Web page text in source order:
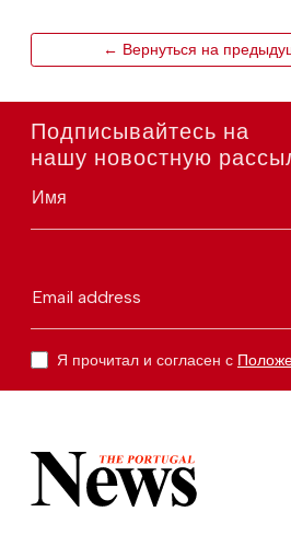
← Вернуться на
Подписывайтесь на
нашу новостную
Имя
Email address
Я прочитал и согласен с